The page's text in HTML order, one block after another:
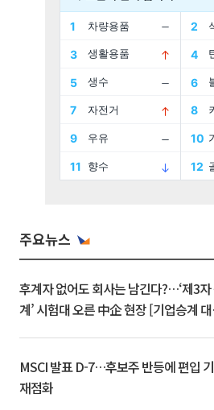
주요뉴스
후계자 없어도 회사는 남긴다?…‘제3자
계’ 시험대 오른 中企 현장 [기업승계
MSCI 발표 D-7…후보주 반등에 편입
재점화